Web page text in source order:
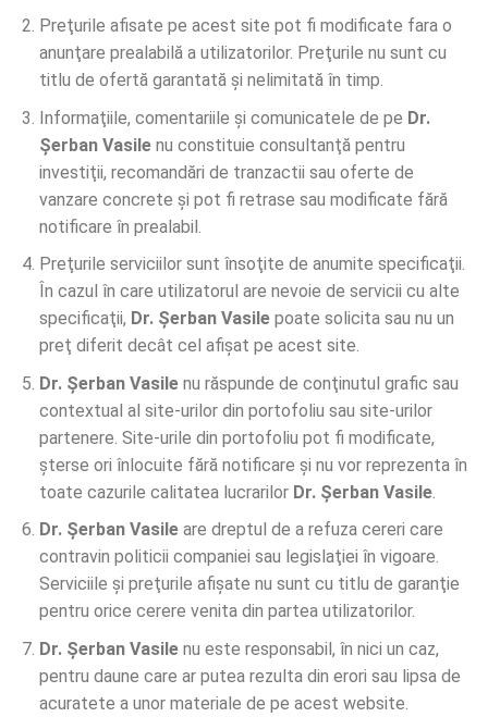
Preţurile afisate pe acest site pot fi modificate fara o
anunţare prealabilă a utilizatorilor. Preţurile nu sunt cu
titlu de ofertă garantată şi nelimitată în timp.
Informaţiile, comentariile şi comunicatele de pe Dr.
Șerban Vasilenu constituie consultanţă pentru
investiţii, recomandări de tranzactii sau oferte de
vanzare concrete şi pot fi retrase sau modificate fără
notificare în prealabil.
Preţurile serviciilor sunt însoţite de anumite specificaţii.
În cazul în care utilizatorul are nevoie de servicii cu alte
specificaţii, Dr. Șerban Vasilepoate solicita sau nu un
preţ diferit decât cel afişat pe acest site.
Dr. Șerban Vasilenu răspunde de conţinutul grafic sau
contextual al site-urilor din portofoliu sau site-urilor
partenere. Site-urile din portofoliu pot fi modificate,
şterse ori înlocuite fără notificare şi nu vor reprezenta în
toate cazurile calitatea lucrarilor Dr. Șerban Vasile.
Dr. Șerban Vasileare dreptul de a refuza cereri care
contravin politicii companiei sau legislaţiei în vigoare.
Serviciile şi preţurile afişate nu sunt cu titlu de garanţie
pentru orice cerere venita din partea utilizatorilor.
Dr. Șerban Vasilenu este responsabil, în nici un caz,
pentru daune care ar putea rezulta din erori sau lipsa de
acuratete a unor materiale de pe acest website.